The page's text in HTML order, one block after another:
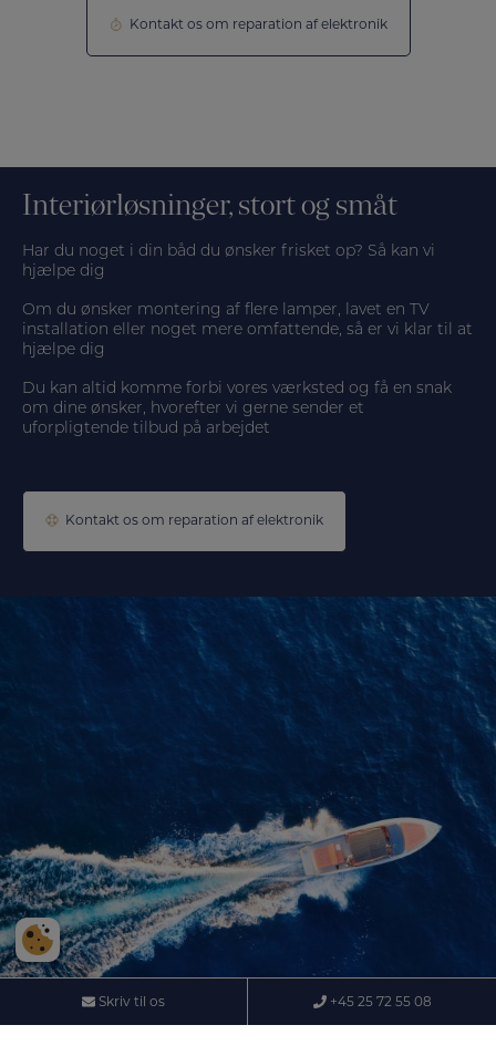
Kontakt os om reparation af elektronik
Interiørløsninger, stort og småt
Har du noget i din båd du ønsker frisket op? Så kan vi
hjælpe dig
Om du ønsker montering af flere lamper, lavet en TV
installation eller noget mere omfattende, så er vi klar til at
hjælpe dig
Du kan altid komme forbi vores værksted og få en snak
om dine ønsker, hvorefter vi gerne sender et
uforpligtende tilbud på arbejdet
Kontakt os om reparation af elektronik
Skriv til os +45 25 72 55 08